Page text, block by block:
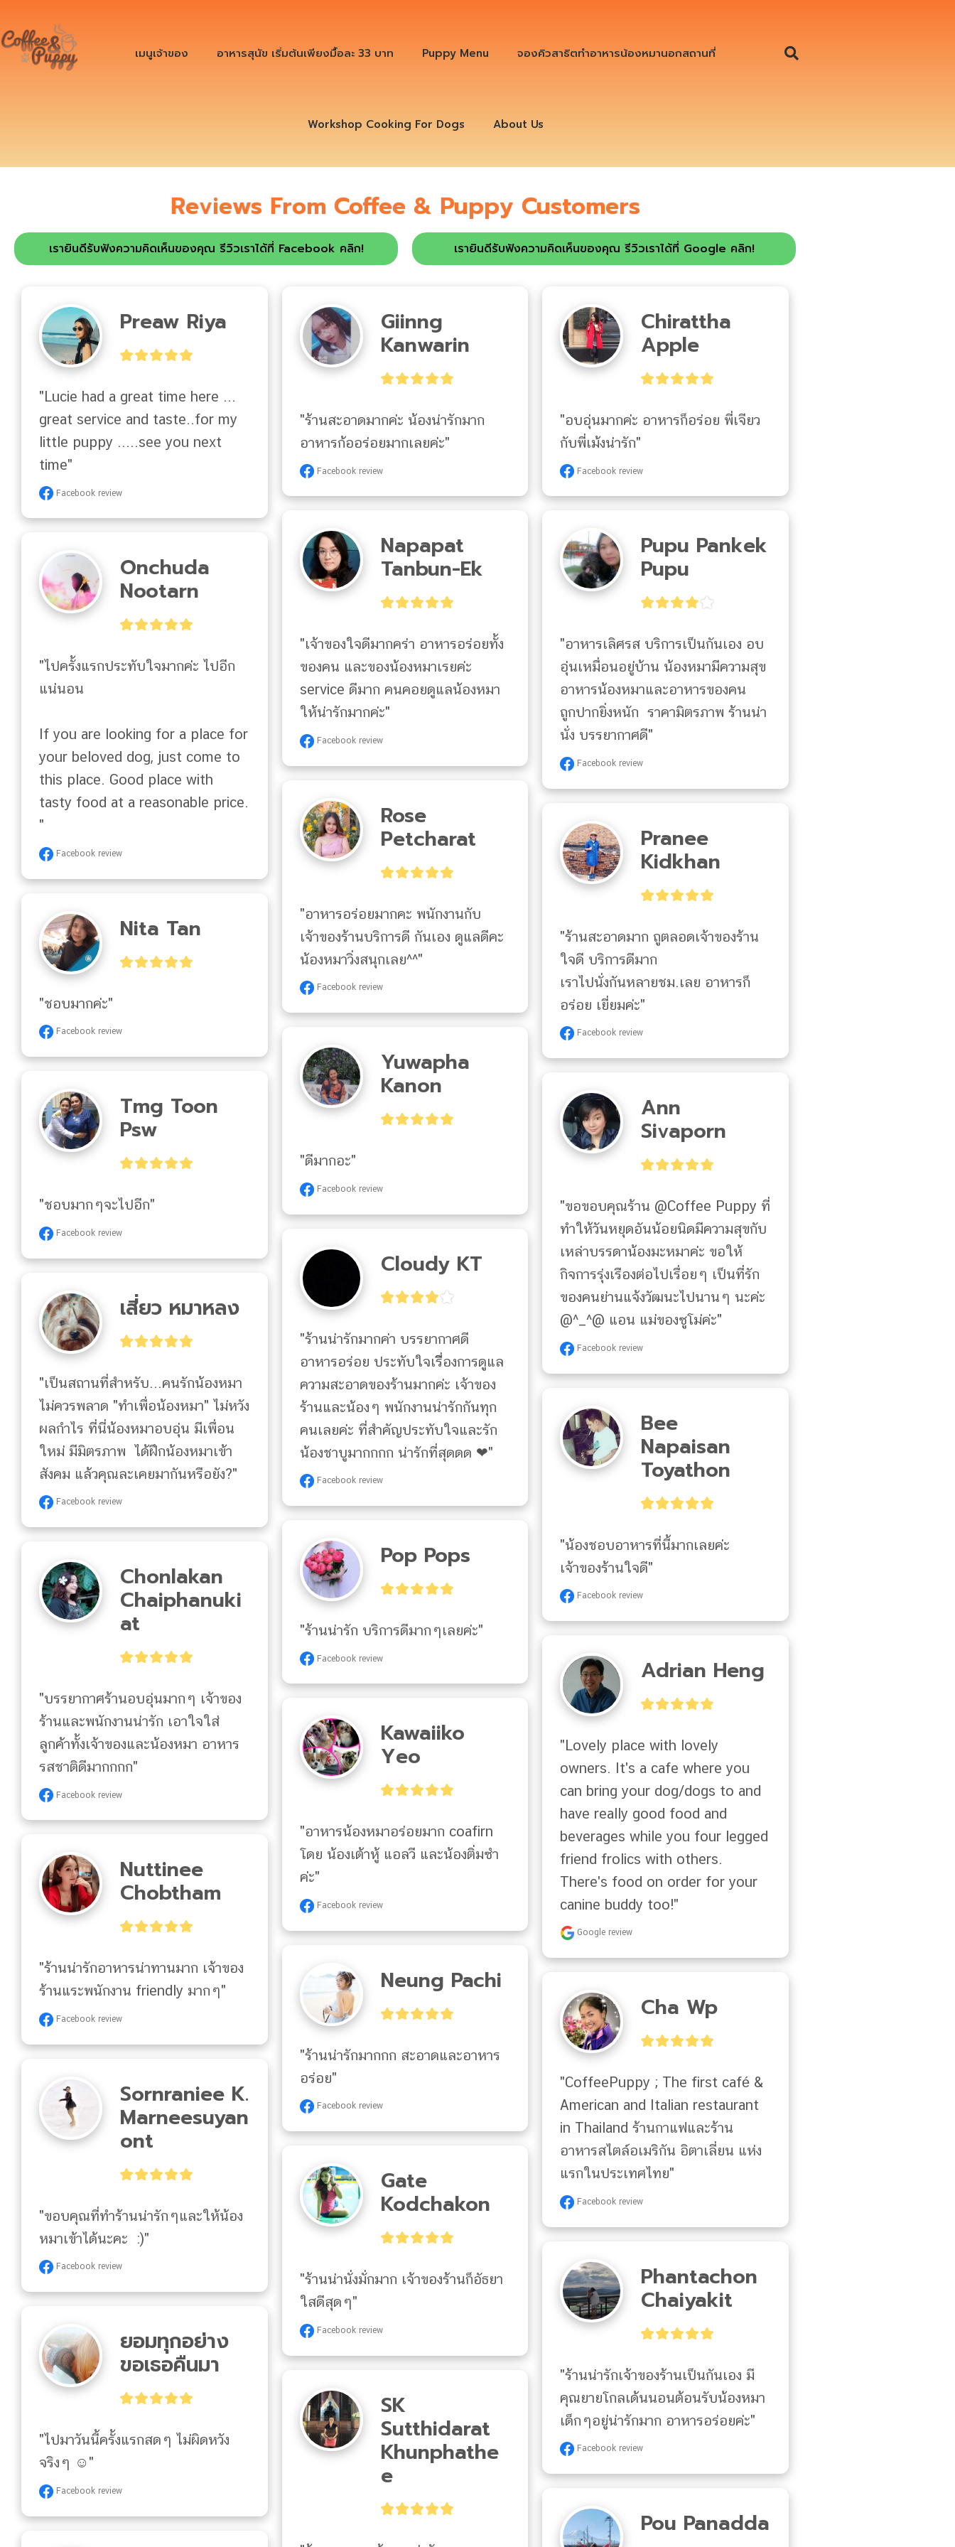
เมนูเจ้าของ อาหารสุนัข เริ่มต้นเพียงมื้อละ 33 บาท Puppy Menu จองคิวสาธิตทำอาหารน้องหมานอกสถานที่
Workshop Cooking For Dogs About Us
Reviews From Coffee & Puppy Customers
เรายินดีรับฟังความคิดเห็นของคุณ รีวิวเราได้ที่ Facebook คลิก! เรายินดีรับฟังความคิดเห็นของคุณ รีวิวเราได้ที่ Google คลิก!
Preaw Riya
"Lucie had a great time here ...
great service and taste..for my
little puppy .....see you next
time"
Facebook review
Onchuda
Nootarn
"ไปครั้งแรกประทับใจมากค่ะ ไปอีก
แน่นอน
If you are looking for a place for
your beloved dog, just come to
this place. Good place with
tasty food at a reasonable price.
"
Facebook review
Nita Tan
"ชอบมากค่ะ"
Facebook review
Tmg Toon
Psw
"ชอบมากๆจะไปอีก"
Facebook review
เสี่ยว หมาหลง
"เป็นสถานที่สำหรับ...คนรักน้องหมา
ไม่ควรพลาด "ทำเพื่อน้องหมา" ไม่หวัง
ผลกำไร ที่นี่น้องหมาอบอุ่น มีเพื่อน
ใหม่ มีมิตรภาพ  ได้ฝึกน้องหมาเข้า
สังคม แล้วคุณละเคยมากันหรือยัง?"
Facebook review
Chonlakan
Chaiphanuki
At
"บรรยากาศร้านอบอุ่นมากๆ เจ้าของ
ร้านและพนักงานน่ารัก เอาใจใส่
ลูกค้าทั้งเจ้าของและน้องหมา อาหาร
รสชาติดีมากกกก"
Facebook review
Nuttinee
Chobtham
"ร้านน่ารักอาหารน่าทานมาก เจ้าของ
ร้านแระพนักงาน friendly มากๆ"
Facebook review
Sornraniee K.
Marneesuyan
Ont
"ขอบคุณที่ทำร้านน่ารักๆและให้น้อง
หมาเข้าได้นะคะ  :)"
Facebook review
ยอมทุกอย่าง
ขอเธอคืนมา
"ไปมาวันนี้ครั้งแรกสดๆ ไม่ผิดหวัง
จริงๆ ☺"
Facebook review
Giinng
Kanwarin
"ร้านสะอาดมากค่ะ น้องน่ารักมาก
อาหารก้ออร่อยมากเลยค่ะ"
Facebook review
Napapat
Tanbun-Ek
"เจ้าของใจดีมากคร่า อาหารอร่อยทั้ง
ของคน และของน้องหมาเรยค่ะ
service ดีมาก คนคอยดูแลน้องหมา
ให้น่ารักมากค่ะ"
Facebook review
Rose
Petcharat
"อาหารอร่อยมากคะ พนักงานกับ
เจ้าของร้านบริการดี กันเอง ดูแลดีคะ
น้องหมาวิ่งสนุกเลย^^"
Facebook review
Yuwapha
Kanon
"ดีมากอะ"
Facebook review
Cloudy KT
"ร้านน่ารักมากค่า บรรยากาศดี
อาหารอร่อย ประทับใจเรืี่องการดูแล
ความสะอาดของร้านมากค่ะ เจ้าของ
ร้านและน้องๆ พนักงานน่ารักกันทุก
คนเลยค่ะ ที่สำคัญประทับใจและรัก
น้องชาบูมากกกก น่ารักที่สุดดด ❤"
Facebook review
Pop Pops
"ร้านน่ารัก บริการดีมากๆเลยค่ะ"
Facebook review
Kawaiiko
Yeo
"อาหารน้องหมาอร่อยมาก coafirn
โดย น้องเต้าหู้ แอลวี และน้องติ่มซำ
ค่ะ"
Facebook review
Neung Pachi
"ร้านน่ารักมากกก สะอาดและอาหาร
อร่อย"
Facebook review
Gate
Kodchakon
"ร้านน่านั่งมั่กมาก เจ้าของร้านก็อัธยา
ใสดีสุดๆ"
Facebook review
SK
Sutthidarat
Khunphathe
E
Chirattha
Apple
"อบอุ่นมากค่ะ อาหารก็อร่อย พี่เจียว
กับพี่เม้งน่ารัก"
Facebook review
Pupu Pankek
Pupu
"อาหารเลิศรส บริการเป็นกันเอง อบ
อุ่นเหมื่อนอยู่บ้าน น้องหมามีความสุข
อาหารน้องหมาและอาหารของคน
ถูกปากยิ่งหนัก  ราคามิตรภาพ ร้านน่า
นั่ง บรรยากาศดี"
Facebook review
Pranee
Kidkhan
"ร้านสะอาดมาก ถูตลอดเจ้าของร้าน
ใจดี บริการดีมาก
เราไปนั่งกันหลายชม.เลย อาหารก็
อร่อย เยี่ยมค่ะ"
Facebook review
Ann
Sivaporn
"ขอขอบคุณร้าน @Coffee Puppy ที่
ทำให้วันหยุดอันน้อยนิดมีความสุขกับ
เหล่าบรรดาน้องมะหมาค่ะ ขอให้
กิจการรุ่งเรืองต่อไปเรื่อยๆ เป็นที่รัก
ของคนย่านแจ้งวัฒนะไปนานๆ นะค่ะ
@^_^@ แอน แม่ของซูโม่ค่ะ"
Facebook review
Bee
Napaisan
Toyathon
"น้องชอบอาหารที่นี้มากเลยค่ะ
เจ้าของร้านใจดี"
Facebook review
Adrian Heng
"Lovely place with lovely
owners. It's a cafe where you
can bring your dog/dogs to and
have really good food and
beverages while you four legged
friend frolics with others.
There's food on order for your
canine buddy too!"
Google review
Cha Wp
"CoffeePuppy ; The first café &
American and Italian restaurant
in Thailand ร้านกาแฟและร้าน
อาหารสไตล์อเมริกัน อิตาเลี่ยน แห่ง
แรกในประเทศไทย"
Facebook review
Phantachon
Chaiyakit
"ร้านน่ารักเจ้าของร้านเป็นกันเอง มี
คุณยายโกลเด้นนอนต้อนรับน้องหมา
เด็กๆอยู่น่ารักมาก อาหารอร่อยค่ะ"
Facebook review
Pou Panadda